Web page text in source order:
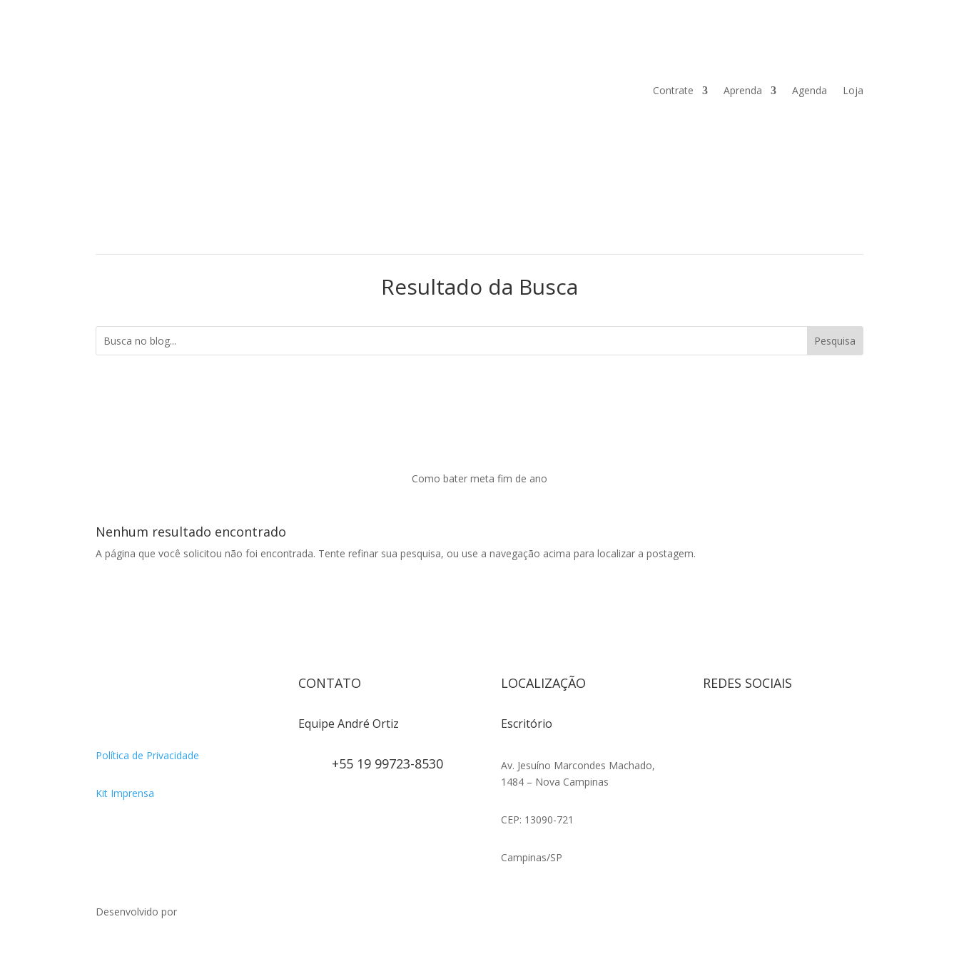
Contrate Aprenda Agenda Loja
Resultado da Busca
Como bater meta fim de ano
Nenhum resultado encontrado
A página que você solicitou não foi encontrada. Tente refinar sua pesquisa, ou use a navegação acima para localizar a postagem.
Política de Privacidade
Kit Imprensa
CONTATO
Equipe André Ortiz
+55 19 99723-8530
LOCALIZAÇÃO
Escritório
Av. Jesuíno Marcondes Machado,
1484 – Nova Campinas
CEP: 13090-721
Campinas/SP
REDES SOCIAIS
Desenvolvido por